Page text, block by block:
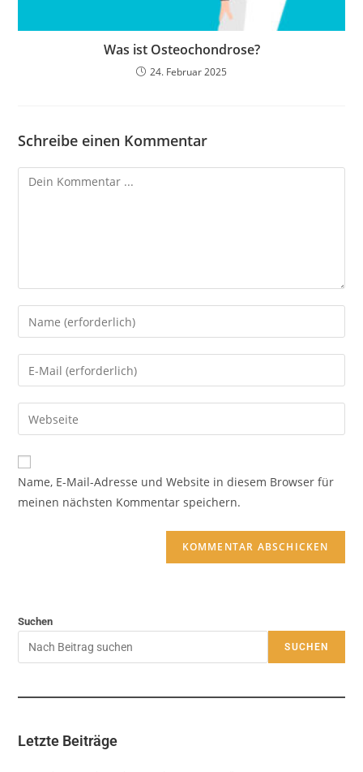
Was ist Osteochondrose?
24. Februar 2025
Schreibe einen Kommentar
Name, E-Mail-Adresse und Website in diesem Browser für
meinen nächsten Kommentar speichern.
Suchen
SUCHEN
Letzte Beiträge